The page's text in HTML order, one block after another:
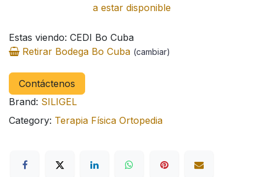
a estar disponible
Estas viendo: CEDI Bo Cuba
Retirar Bodega Bo Cuba (cambiar)
Contáctenos
Brand: SILIGEL
Category: Terapia Física Ortopedia